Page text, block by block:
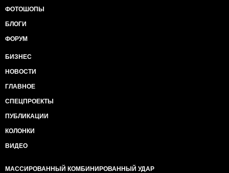
ФОТОШОПЫ
БЛОГИ
ФОРУМ
БИЗНЕС
НОВОСТИ
ГЛАВНОЕ
СПЕЦПРОЕКТЫ
ПУБЛИКАЦИИ
КОЛОНКИ
ВИДЕО
МАССИРОВАННЫЙ КОМБИНИРОВАННЫЙ УДАР